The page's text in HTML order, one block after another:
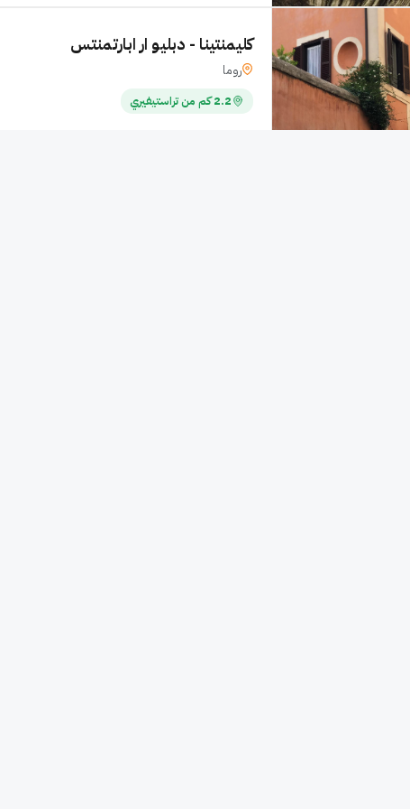
كليمنتينا - دبليو ار ابارتمنتس
روما
2.2 كم من تراستيفيري